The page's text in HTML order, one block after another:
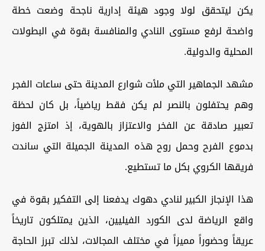
يكن ليتحقق لولا وجود هيئة إدارية ناجحة وضعت خطة
واضحة لرفع مستوى النادي والمنافسة بقوة في البطولات
المحلية والدولية.
مشهد الجماهير التي ملأت شوارع المدينة حتى ساعات الفجر
وهم يحتفلون بالنصر لم يكن فقط رياضياً، بل كان لحظة
تعبير صادقة عن الفخر والاعتزاز بالهوية، إذ امتزج الفوز
بدموع الفرح وحمل روح هذه المدينة الجميلة التي ساندت
فريقها الكروي بكل ما تستطيع.
هذا الإنجاز الكبير لنادي دهوك يدفعنا إلى التفكير بقوة في
واقع الرياضة لدى الكورد الفيليين، الذين يمتلكون تاريخاً
عريقاً وحضوراً مميزاً في مختلف المجالات، لذلك تبرز الحاجة